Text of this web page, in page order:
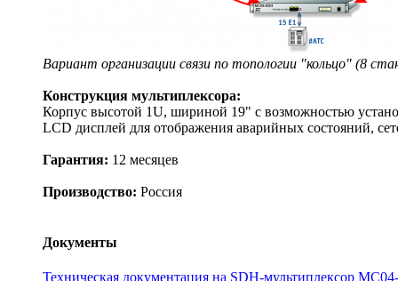
Вариант организации связи по топологии "кольцо" (8
Конструкция мультиплексора:
Корпус высотой 1U, шириной 19" с возможностью
LCD дисплей для отображения аварийных состояний,
Гарантия: 12 месяцев
Производство: Россия
Документы
Техническая документация на SDH-мультиплексор